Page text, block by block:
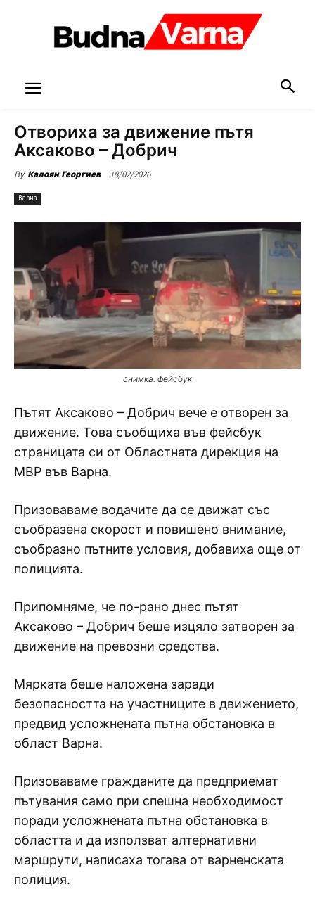
Отвориха за движение пътя
Аксаково – Добрич
By Калоян Георгиев 18/02/2026
Варна
снимка: фейсбук
Пътят Аксаково – Добрич вече е отворен за
движение. Това съобщиха във фейсбук
страницата си от Областната дирекция на
МВР във Варна.
Призоваваме водачите да се движат със
съобразена скорост и повишено внимание,
съобразно пътните условия, добавиха още от
полицията.
Припомняме, че по-рано днес пътят
Аксаково – Добрич беше изцяло затворен за
движение на превозни средства.
Мярката беше наложена заради
безопасността на участниците в движението,
предвид усложнената пътна обстановка в
област Варна.
Призоваваме гражданите да предприемат
пътувания само при спешна необходимост
поради усложнената пътна обстановка в
областта и да използват алтернативни
маршрути, написаха тогава от варненската
полиция.